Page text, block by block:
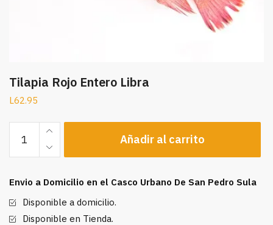
Tilapia Rojo Entero Libra
L62.95
Rojo
Entero
cantidad
Añadir al carrito
Envio a Domicilio en el Casco Urbano De San Pedro Sula
Disponible a domicilio.
Disponible en Tienda.